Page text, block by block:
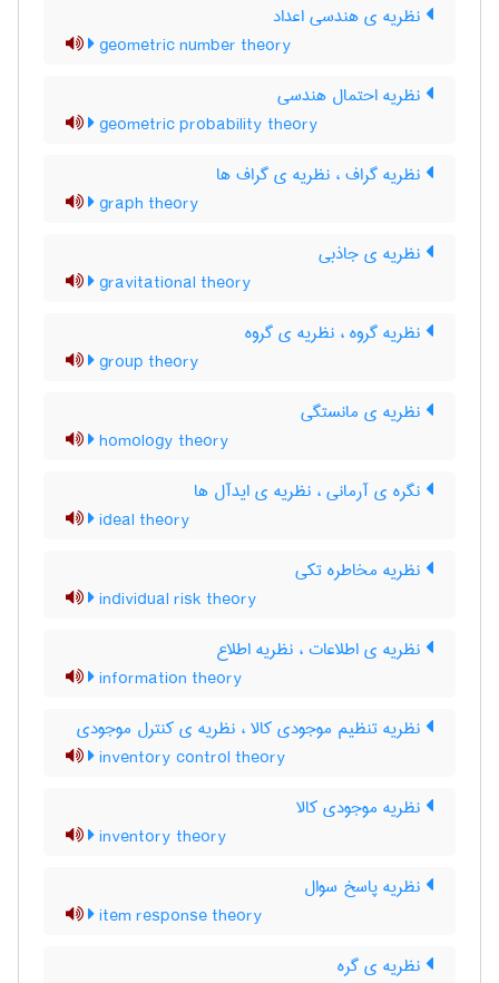
نظریه ی هندسی اعداد
geometric number theory
نظریه احتمال هندسی
geometric probability theory
نظریه گراف ، نظریه ی گراف ها
graph theory
نظریه ی جاذبی
gravitational theory
نظریه گروه ، نظریه ی گروه
group theory
نظریه ی مانستگی
homology theory
نگره ی آرمانی ، نظریه ی ایدآل ها
ideal theory
نظریه مخاطره تکی
individual risk theory
نظریه ی اطلاعات ، نظریه اطلاع
information theory
نظریه تنظیم موجودی کالا ، نظریه ی کنترل موجودی
inventory control theory
نظریه موجودی کالا
inventory theory
نظریه پاسخ سوال
item response theory
نظریه ی گره